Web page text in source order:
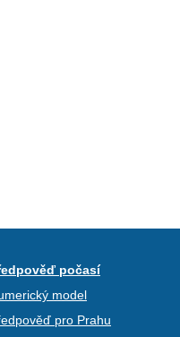
počasí
model
pro Prahu